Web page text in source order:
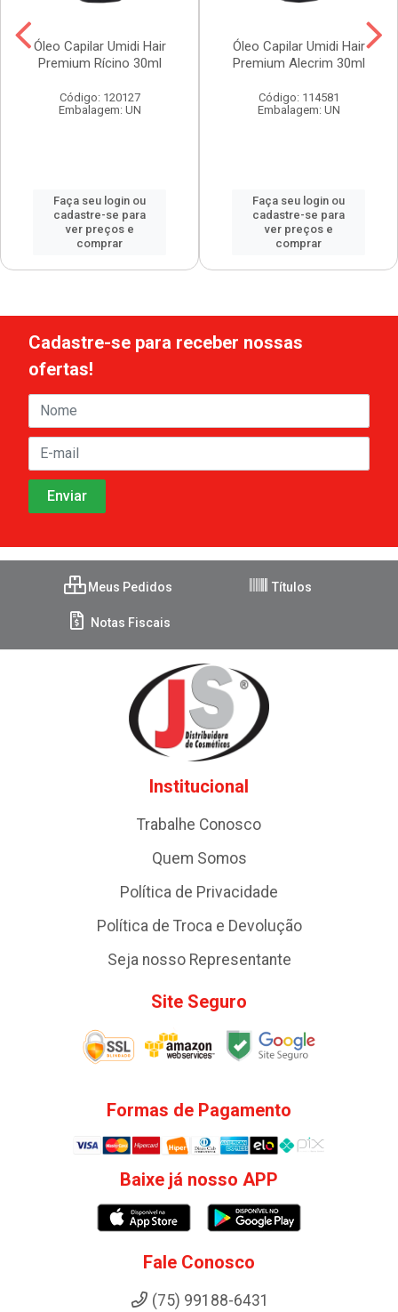
Óleo Capilar Umidi Hair
Premium Rícino 30ml
Código: 120127
Embalagem: UN
Faça seu login ou
cadastre-se para
ver preços e
comprar
Óleo Capilar Umidi Hair
Premium Alecrim 30ml
Código: 114581
Embalagem: UN
Faça seu login ou
cadastre-se para
ver preços e
comprar
Cadastre-se para receber nossas
ofertas!
Meus Pedidos Títulos
Notas Fiscais
Institucional
Trabalhe Conosco
Quem Somos
Política de Privacidade
Política de Troca e Devolução
Seja nosso Representante
Site Seguro
Formas de Pagamento
Baixe já nosso APP
Fale Conosco
(75) 99188-6431